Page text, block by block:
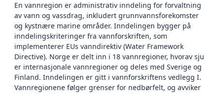
En vannregion er administrativ inndeling for forvaltning
av vann og vassdrag, inkludert grunnvannsforekomster
og kystnære marine områder. Inndelingen bygger på
inndelingskriteringer fra vannforskriften, som
implementerer EUs vanndirektiv (Water Framework
Directive). Norge er delt inn i 18 vannregioner, hvorav sju
er internasjonale vannregioner og deles med Sverige og
Finland. Inndelingen er gitt i vannforskriftens vedlegg I.
Vannregionene følger grenser for nedbørfelt, og avviker